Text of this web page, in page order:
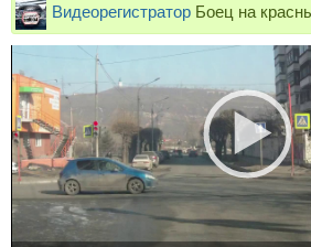
Видеорегистратор Боец на